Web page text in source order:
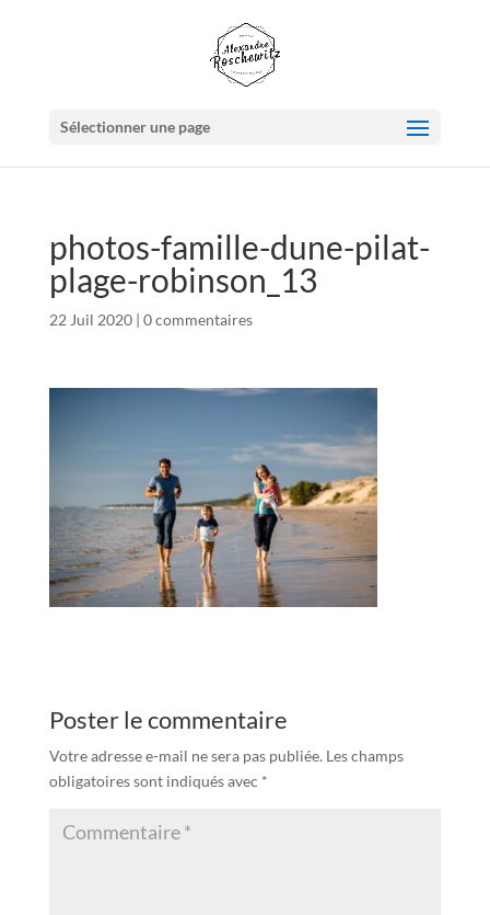
Sélectionner une page
photos-famille-dune-pilat-
plage-robinson_13
22 Juil 2020| 0 commentaires
Poster le commentaire
Votre adresse e-mail ne sera pas publiée. Les champs
obligatoires sont indiqués avec *